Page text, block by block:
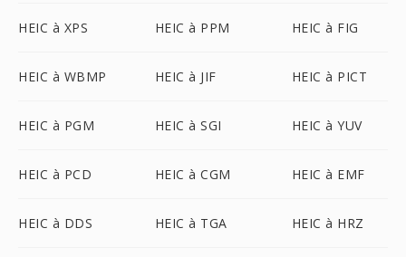
HEIC à XPS HEIC à PPM HEIC à FIG
HEIC à WBMP HEIC à JIF HEIC à PICT
HEIC à PGM HEIC à SGI HEIC à YUV
HEIC à PCD HEIC à CGM HEIC à EMF
HEIC à DDS HEIC à TGA HEIC à HRZ